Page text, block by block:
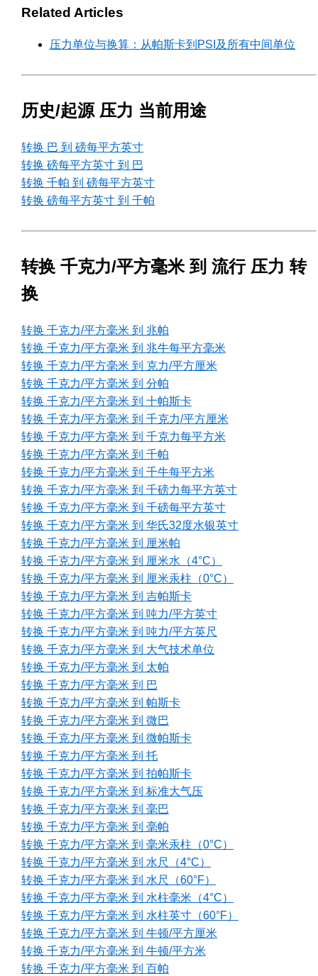
Related Articles
压力单位与换算：从帕斯卡到PSI及所有中间单位
历史/起源 压力 当前用途
转换 巴 到 磅每平方英寸
转换 磅每平方英寸 到 巴
转换 千帕 到 磅每平方英寸
转换 磅每平方英寸 到 千帕
转换 千克力/平方毫米 到 流行 压力 转
换
转换 千克力/平方毫米 到 兆帕
转换 千克力/平方毫米 到 兆牛每平方毫米
转换 千克力/平方毫米 到 克力/平方厘米
转换 千克力/平方毫米 到 分帕
转换 千克力/平方毫米 到 十帕斯卡
转换 千克力/平方毫米 到 千克力/平方厘米
转换 千克力/平方毫米 到 千克力每平方米
转换 千克力/平方毫米 到 千帕
转换 千克力/平方毫米 到 千牛每平方米
转换 千克力/平方毫米 到 千磅力每平方英寸
转换 千克力/平方毫米 到 千磅每平方英寸
转换 千克力/平方毫米 到 华氏32度水银英寸
转换 千克力/平方毫米 到 厘米帕
转换 千克力/平方毫米 到 厘米水（4°C）
转换 千克力/平方毫米 到 厘米汞柱（0°C）
转换 千克力/平方毫米 到 吉帕斯卡
转换 千克力/平方毫米 到 吨力/平方英寸
转换 千克力/平方毫米 到 吨力/平方英尺
转换 千克力/平方毫米 到 大气技术单位
转换 千克力/平方毫米 到 太帕
转换 千克力/平方毫米 到 巴
转换 千克力/平方毫米 到 帕斯卡
转换 千克力/平方毫米 到 微巴
转换 千克力/平方毫米 到 微帕斯卡
转换 千克力/平方毫米 到 托
转换 千克力/平方毫米 到 拍帕斯卡
转换 千克力/平方毫米 到 标准大气压
转换 千克力/平方毫米 到 毫巴
转换 千克力/平方毫米 到 毫帕
转换 千克力/平方毫米 到 毫米汞柱（0°C）
转换 千克力/平方毫米 到 水尺（4°C）
转换 千克力/平方毫米 到 水尺（60°F）
转换 千克力/平方毫米 到 水柱毫米（4°C）
转换 千克力/平方毫米 到 水柱英寸（60°F）
转换 千克力/平方毫米 到 牛顿/平方厘米
转换 千克力/平方毫米 到 牛顿/平方米
转换 千克力/平方毫米 到 百帕